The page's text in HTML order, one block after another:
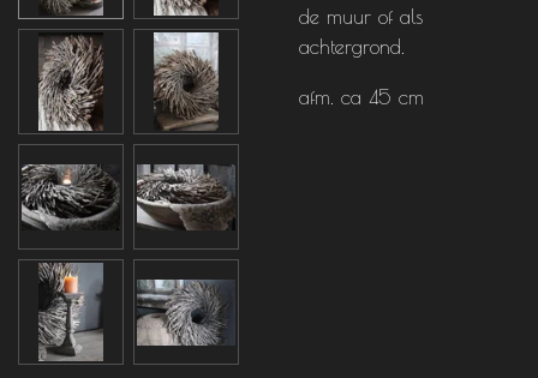
de muur of als
achtergrond.
afm. ca 45 cm